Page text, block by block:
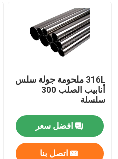
316L ملحومة جولة سلس
أنابيب الصلب 300
سلسلة
افضل سعر
اتصل بنا